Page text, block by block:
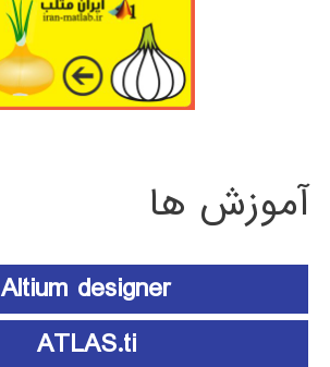
آموزش ها
Altium designer
ATLAS.ti